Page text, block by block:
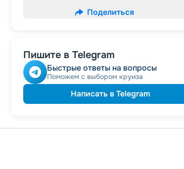
Поделиться
Пишите в Telegram
Быстрые ответы на вопросы
Поможем с выбором круиза
Написать в Telegram